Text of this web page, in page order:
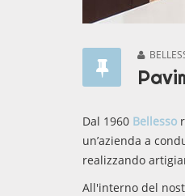
Dal 1960 Bellesso
un’azienda a
realizzando
All'interno del